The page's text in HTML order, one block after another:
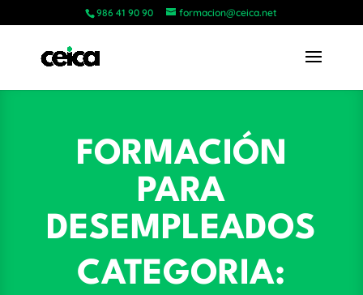
986 41 90 90 formacion@ceica.net
FORMACIÓN
PARA
DESEMPLEADOS
CATEGORIA: